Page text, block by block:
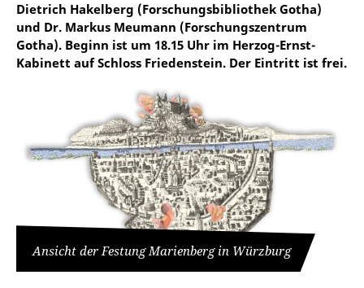
Dietrich Hakelberg (Forschungsbibliothek Gotha)
und Dr. Markus Meumann (Forschungszentrum
Gotha). Beginn ist um 18.15 Uhr im Herzog-Ernst-
Kabinett auf Schloss Friedenstein. Der Eintritt ist frei.
Ansicht der Festung Marienberg in Würzburg